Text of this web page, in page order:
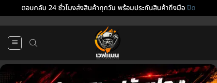
ตอบกลับ 24 ชั่วโมงส่งสินค้าทุกวัน พร้อมประกันสินค้าถึงมือปิด